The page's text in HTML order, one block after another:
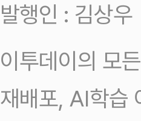
발행인 : 김상
이투데이의 모
재배포, AI학습